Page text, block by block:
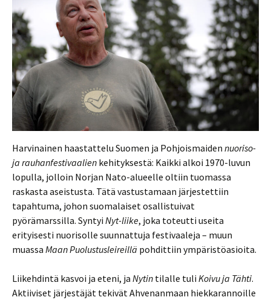
Harvinainen haastattelu Suomen ja Pohjoismaiden nuoriso-
ja rauhanfestivaalien kehityksestä: Kaikki alkoi 1970-luvun
lopulla, jolloin Norjan Nato-alueelle oltiin tuomassa
raskasta aseistusta. Tätä vastustamaan järjestettiin
tapahtuma, johon suomalaiset osallistuivat
pyörämarssilla. Syntyi Nyt-liike, joka toteutti useita
erityisesti nuorisolle suunnattuja festivaaleja – muun
muassa Maan Puolustusleireillä pohdittiin ympäristöasioita.
Liikehdintä kasvoi ja eteni, ja Nytin tilalle tuli Koivu ja Tähti.
Aktiiviset järjestäjät tekivät Ahvenanmaan hiekkarannoille